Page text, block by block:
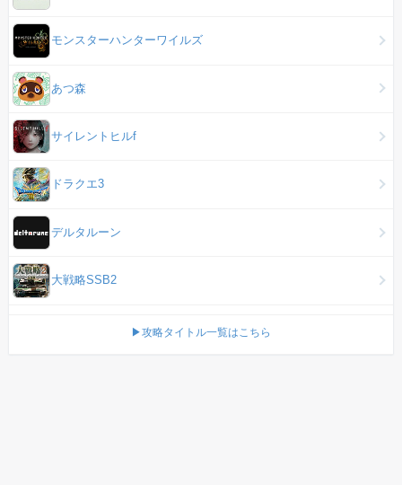
モンスターハンターワイルズ
あつ森
サイレントヒルf
ドラクエ3
デルタルーン
大戦略SSB2
▶攻略タイトル一覧はこちら